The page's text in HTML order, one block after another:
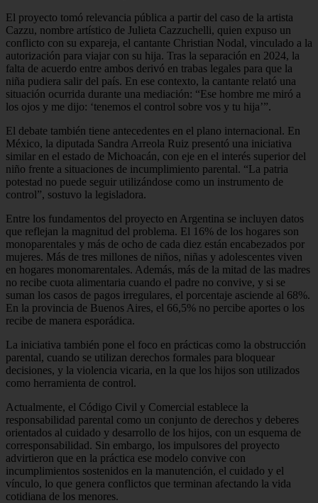
El proyecto tomó relevancia pública a partir del caso de la artista
Cazzu, nombre artístico de Julieta Cazzuchelli, quien expuso un
conflicto con su expareja, el cantante Christian Nodal, vinculado a la
autorización para viajar con su hija. Tras la separación en 2024, la
falta de acuerdo entre ambos derivó en trabas legales para que la
niña pudiera salir del país. En ese contexto, la cantante relató una
situación ocurrida durante una mediación: “Ese hombre me miró a
los ojos y me dijo: ‘tenemos el control sobre vos y tu hija’”.
El debate también tiene antecedentes en el plano internacional. En
México, la diputada Sandra Arreola Ruiz presentó una iniciativa
similar en el estado de Michoacán, con eje en el interés superior del
niño frente a situaciones de incumplimiento parental. “La patria
potestad no puede seguir utilizándose como un instrumento de
control”, sostuvo la legisladora.
Entre los fundamentos del proyecto en Argentina se incluyen datos
que reflejan la magnitud del problema. El 16% de los hogares son
monoparentales y más de ocho de cada diez están encabezados por
mujeres. Más de tres millones de niños, niñas y adolescentes viven
en hogares monomarentales. Además, más de la mitad de las madres
no recibe cuota alimentaria cuando el padre no convive, y si se
suman los casos de pagos irregulares, el porcentaje asciende al 68%.
En la provincia de Buenos Aires, el 66,5% no percibe aportes o los
recibe de manera esporádica.
La iniciativa también pone el foco en prácticas como la obstrucción
parental, cuando se utilizan derechos formales para bloquear
decisiones, y la violencia vicaria, en la que los hijos son utilizados
como herramienta de control.
Actualmente, el Código Civil y Comercial establece la
responsabilidad parental como un conjunto de derechos y deberes
orientados al cuidado y desarrollo de los hijos, con un esquema de
corresponsabilidad. Sin embargo, los impulsores del proyecto
advirtieron que en la práctica ese modelo convive con
incumplimientos sostenidos en la manutención, el cuidado y el
vínculo, lo que genera conflictos que terminan afectando la vida
cotidiana de los menores.